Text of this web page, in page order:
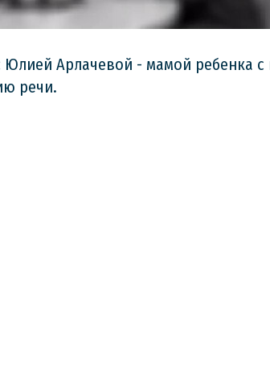
Арлачевой - мамой ребенка с
речи.